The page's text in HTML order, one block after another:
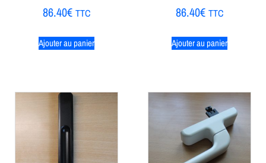
86.40€ TTC
Ajouter au panier
86.40€ TTC
Ajouter au panier